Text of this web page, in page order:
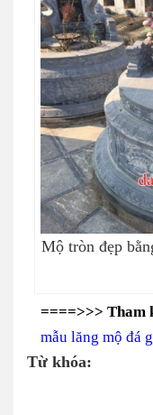
Mộ tròn đẹp
====>>> Tham
mẫu lăng mộ đá
Từ khóa: